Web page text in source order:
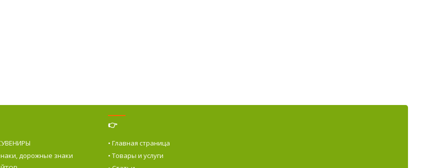
дорожные знаки
👉
• Главная страница
• Товары и услуги